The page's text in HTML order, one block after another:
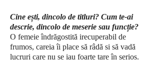
Cine ești, dincolo de titluri? Cum te-ai
descrie, dincolo de meserie sau funcție?
O femeie îndrăgostită irecuperabil de
frumos, careia îi place să râdă si să vadă
lucruri care nu se iau foarte tare în serios.